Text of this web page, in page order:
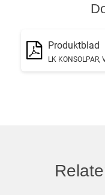
Produktblad
LK KONSOLPAR,